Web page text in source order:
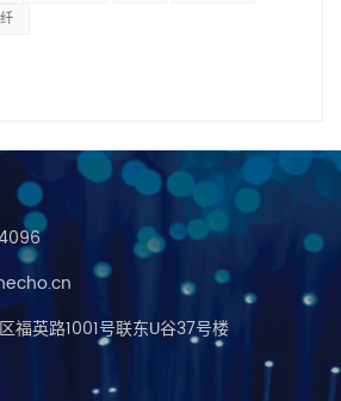
。 光纤传感器：光纤传感器利用光的传
理量、化学物质等参数。光纤传感器
本中的温度、pH值、压力等，以及
进行观察和诊断。光纤内窥镜可以用于
吸道等人体内部器官的病变和异常，
和诊断依据。 光纤光学相干断层扫描
通过测量光的反射和散射来获取高分
光纤可以作为OCT设备的传输介质，
底、皮肤、血管等组织结构的异常和
领域中发挥着关键的作用，南京鸿照
经验，我们的产品为众多客户在诊断
福英路1001号联东U谷37号楼